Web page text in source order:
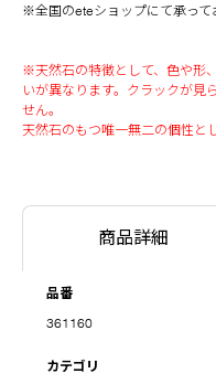
※全国のeteショップにて承って
※天然石の特徴として、色や形
いが異なります。クラックが見
せん。
天然石のもつ唯一無二の個性と
商品詳細
品番
361160
カテゴリ